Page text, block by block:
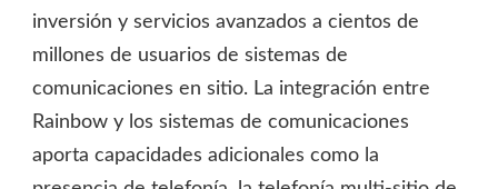
inversión y servicios avanzados a cientos de
millones de usuarios de sistemas de
comunicaciones en sitio. La integración entre
Rainbow y los sistemas de comunicaciones
aporta capacidades adicionales como la